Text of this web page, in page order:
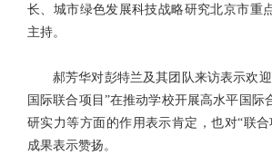
长、城市绿色发展科技战略研究北京市重
主持。
郝芳华对彭特兰及其团队来访表示欢
国际联合项目”在推动学校开展高水平国际
研实力等方面的作用表示肯定，也对“联
成果表示赞扬。